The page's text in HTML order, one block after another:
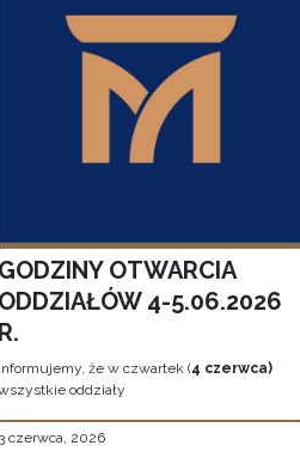
GODZINY OTWARCIA
ODDZIAŁÓW 4-5.06.2026
R.
Informujemy, że w czwartek (4 czerwca)
oddziały
3 czerwca, 2026